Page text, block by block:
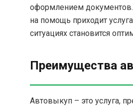
оформлением документов.
на помощь приходит
ситуациях становится
Преимущества
Автовыкуп – это услуга,